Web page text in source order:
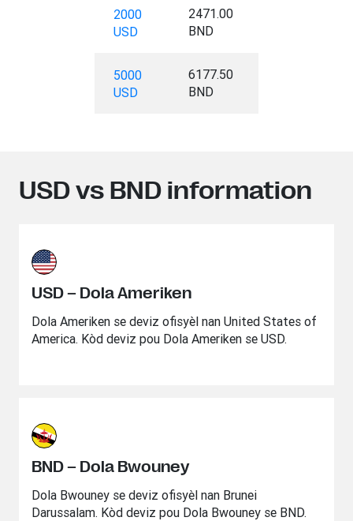
2000
USD
2471.00
BND
5000
USD
6177.50
BND
USD vs BND information
USD – Dola Ameriken
Dola Ameriken se deviz ofisyèl nan United States of
America. Kòd deviz pou Dola Ameriken se USD.
BND – Dola Bwouney
Dola Bwouney se deviz ofisyèl nan Brunei
Darussalam. ‌Kòd deviz pou Dola Bwouney se BND.